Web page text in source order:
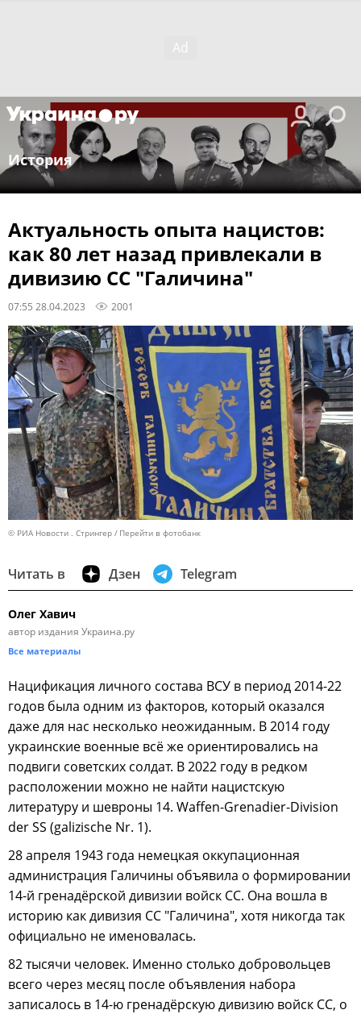
История
Актуальность опыта нацистов:
как 80 лет назад привлекали в
дивизию СС "Галичина"
07:55 28.04.2023 2001
© РИА Новости . Стрингер Перейти в фотобанк
Читать в Дзен Telegram
Олег Хавич
автор издания Украина.ру
Все материалы
Нацификация личного состава ВСУ в период 2014-22
годов была одним из факторов, который оказался
даже для нас несколько неожиданным. В 2014 году
украинские военные всё же ориентировались на
подвиги советских солдат. В 2022 году в редком
расположении можно не найти нацистскую
литературу и шевроны 14. Waffen-Grenadier-Division
der SS (galizische Nr. 1).
28 апреля 1943 года немецкая оккупационная
администрация Галичины объявила о формировании
14-й гренадёрской дивизии войск СС. Она вошла в
историю как дивизия СС "Галичина", хотя никогда так
официально не именовалась.
82 тысячи человек. Именно столько добровольцев
всего через месяц после объявления набора
записалось в 14-ю гренадёрскую дивизию войск СС, о